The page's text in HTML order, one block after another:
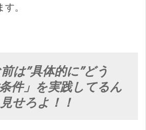
。
は”具体的に”どう
条件」を実践してるん
せろよ！！